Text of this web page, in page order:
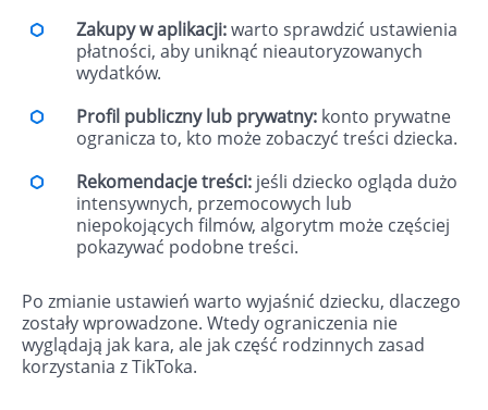
Zakupy w aplikacji:warto sprawdzić ustawienia
płatności, aby uniknąć nieautoryzowanych
wydatków.
Profil publiczny lub prywatny: konto prywatne
ogranicza to, kto może zobaczyć treści dziecka.
Rekomendacje treści: jeśli dziecko ogląda dużo
intensywnych, przemocowych lub
niepokojących filmów, algorytm może częściej
pokazywać podobne treści.
Po zmianie ustawień warto wyjaśnić dziecku, dlaczego
zostały wprowadzone. Wtedy ograniczenia nie
wyglądają jak kara, ale jak część rodzinnych zasad
korzystania z TikToka.